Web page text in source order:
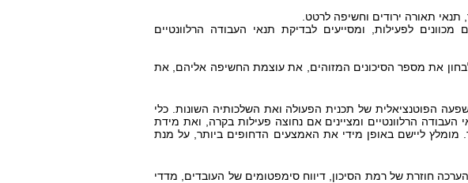
תנאי תאורה ירודים וחשיפה לרטט.
לפעילות, ומסייעים לבדיקת תנאי העבודה הרלוונטיים
לבחון את מספר הסיכונים המזוהים, את עוצמת החשיפה אליהם, את
הפוטנציאלית של תכנית הפעולה ואת השלכותיה השונות. כלי
הרלוונטיים ומציינים אם נחוצה פעילות בקרה, ואת מידת
מומלץ ליישם באופן מידי את האמצעים הדחופים ביותר, על מנת
חוזרת של רמת הסיכון, דיווח סימפטומים של העובדים, מדדי